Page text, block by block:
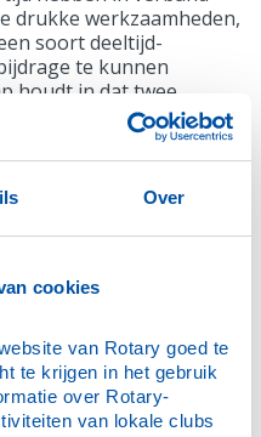
Over
cookies
van Rotary goed te
te krijgen in het gebruik
over Rotary-
van lokale clubs
drukke werkzaamheden,
soort deeltijd-
te kunnen
houdt in dat twee
zijn, deelnemen
Dit heeft als
gedeeld kunnen
lid van het duo